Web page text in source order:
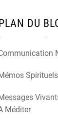
DU
Méditer